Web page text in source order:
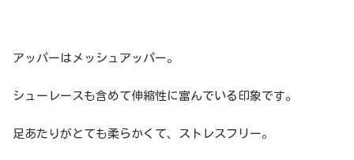
アッパーはメッシュアッパー。
シューレースも含めて伸縮性に富んでいる印象です。
足あたりがとても柔らかくて、ストレスフリー。